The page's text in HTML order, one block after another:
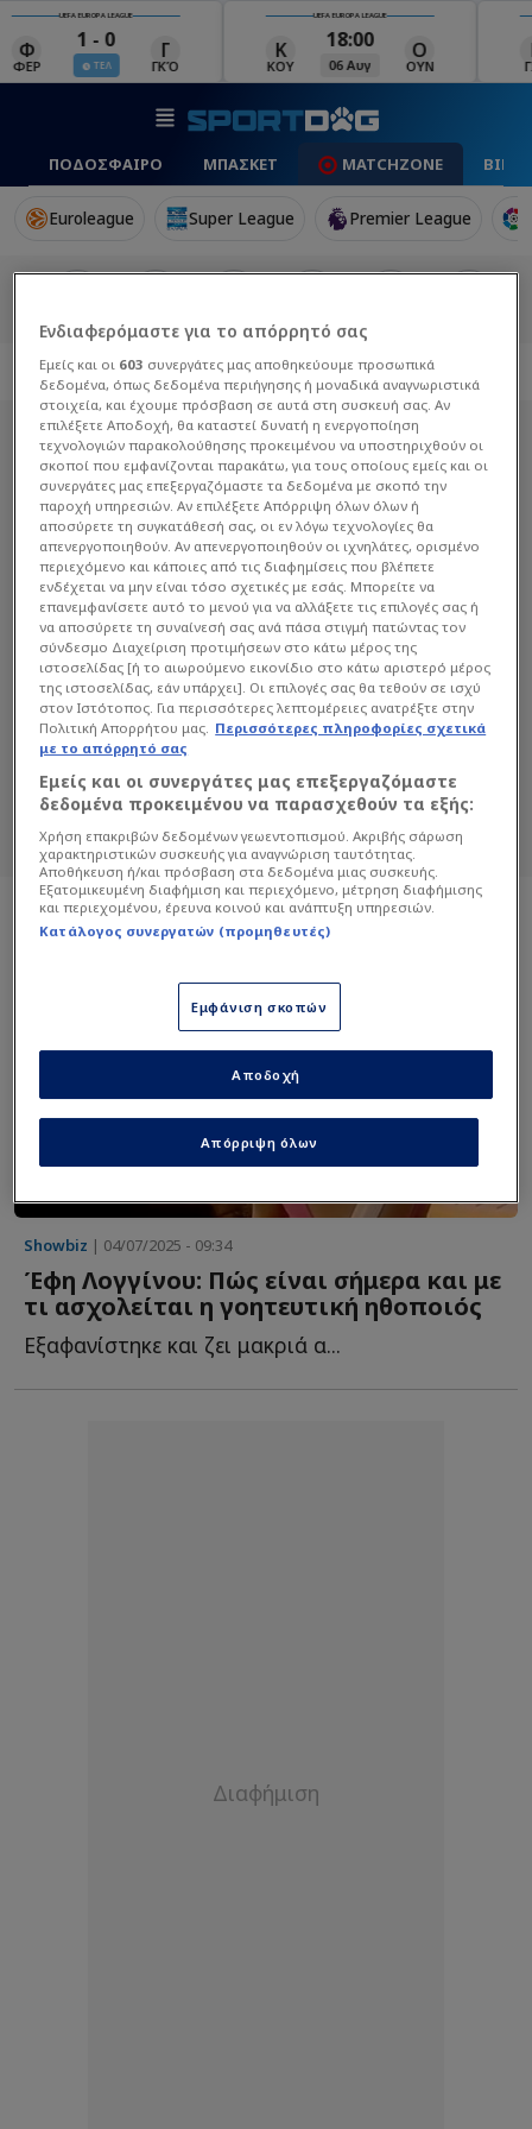
UEFA EUROPA LEAGUE
Φ
ΦΕΡ
1 - 0
ΤΕΛ
Γ
ΓΚΌ
UEFA EUROPA LEAGUE
Κ
ΚΟΥ
18:00
06 Αυγ
Ο
ΟΥΝ
ΠΟΔΟΣΦΑΙΡΟ ΜΠΑΣΚΕΤ MATCHZONE
Euroleague Super League Premier League
ΈΦΗ ΛΌΓΓΙΝΟΥ
Διαβάστε όλα τα άρθρα του Sportdog
σχετικά με το θέμα Έφη Λόγγινου.
Sportdog: Πιστό στον φίλαθλο.
Showbiz | 04/07/2025 - 09:34
Έφη Λογγίνου: Πώς είναι σήμερα και με
τι ασχολείται η γοητευτική ηθοποιός
Εξαφανίστηκε και ζει μακριά α...
Ενδιαφερόμαστε για το απόρρητό σας
Εμείς και οι 603 συνεργάτες μας αποθηκεύουμε προσωπικά
δεδομένα, όπως δεδομένα περιήγησης ή μοναδικά αναγνωριστικά
στοιχεία, και έχουμε πρόσβαση σε αυτά στη συσκευή σας. Αν
επιλέξετε Αποδοχή, θα καταστεί δυνατή η ενεργοποίηση
τεχνολογιών παρακολούθησης προκειμένου να υποστηριχθούν οι
σκοποί που εμφανίζονται παρακάτω, για τους οποίους εμείς και οι
συνεργάτες μας επεξεργαζόμαστε τα δεδομένα με σκοπό την
παροχή υπηρεσιών. Αν επιλέξετε Απόρριψη όλων όλων ή
αποσύρετε τη συγκατάθεσή σας, οι εν λόγω τεχνολογίες θα
απενεργοποιηθούν. Αν απενεργοποιηθούν οι ιχνηλάτες, ορισμένο
περιεχόμενο και κάποιες από τις διαφημίσεις που βλέπετε
ενδέχεται να μην είναι τόσο σχετικές με εσάς. Μπορείτε να
επανεμφανίσετε αυτό το μενού για να αλλάξετε τις επιλογές σας ή
να αποσύρετε τη συναίνεσή σας ανά πάσα στιγμή πατώντας τον
σύνδεσμο Διαχείριση προτιμήσεων στο κάτω μέρος της
ιστοσελίδας [ή το αιωρούμενο εικονίδιο στο κάτω αριστερό μέρος
της ιστοσελίδας, εάν υπάρχει]. Οι επιλογές σας θα τεθούν σε ισχύ
στον Ιστότοπος. Για περισσότερες λεπτομέρειες ανατρέξτε στην
Πολιτική Απορρήτου μας. Περισσότερες πληροφορίες σχετικά
με το απόρρητό σας
Εμείς και οι συνεργάτες μας επεξεργαζόμαστε
δεδομένα προκειμένου να παρασχεθούν τα εξής:
Χρήση επακριβών δεδομένων γεωεντοπισμού. Ακριβής σάρωση
χαρακτηριστικών συσκευής για αναγνώριση ταυτότητας.
Αποθήκευση ή/και πρόσβαση στα δεδομένα μιας συσκευής.
Εξατομικευμένη διαφήμιση και περιεχόμενο, μέτρηση διαφήμισης
και περιεχομένου, έρευνα κοινού και ανάπτυξη υπηρεσιών.
Κατάλογος συνεργατών (προμηθευτές)
Εμφάνιση σκοπών
Απόρριψη όλων
Αποδοχή